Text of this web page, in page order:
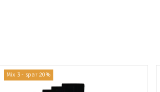
Mix 3 - spar 20%